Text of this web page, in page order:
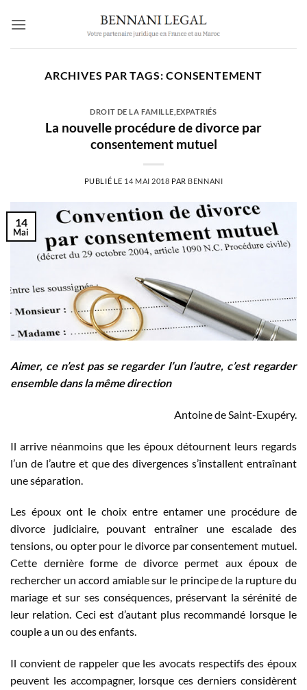
ARCHIVES PAR TAGS:CONSENTEMENT
DROIT DE LA FAMILLE EXPATRIÉS
La nouvelle procédure de divorce par
consentement mutuel
PUBLIÉ LE 14 MAI 2018 PAR BENNANI
14
Mai
Aimer, ce n’est pas se regarder l’un l’autre, c’est regarder
ensemble dans la même direction
Antoine de Saint-Exupéry.
Il arrive néanmoins que les époux détournent leurs regards
l’un de l’autre et que des divergences s’installent entraînant
une séparation.
Les époux ont le choix entre entamer une procédure de
divorce judiciaire, pouvant entraîner une escalade des
tensions, ou opter pour le divorce par consentement mutuel.
Cette dernière forme de divorce permet aux époux de
rechercher un accord amiable sur le principe de la rupture du
mariage et sur ses conséquences, préservant la sérénité de
leur relation. Ceci est d’autant plus recommandé lorsque le
couple a un ou des enfants.
Il convient de rappeler que les avocats respectifs des époux
peuvent les accompagner, lorsque ces derniers considèrent